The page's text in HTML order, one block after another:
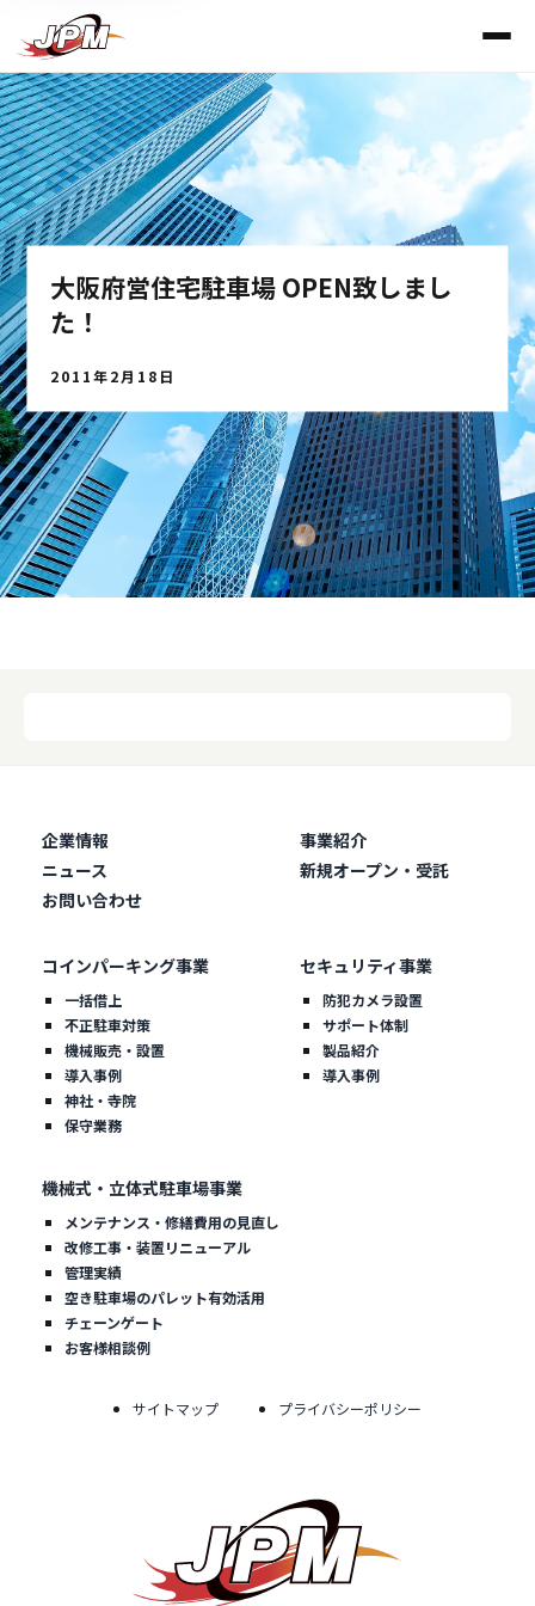
大阪府営住宅駐車場 OPEN致しまし
た！
2011年2月18日
企業情報
事業紹介
ニュース
新規オープン・受託
お問い合わせ
コインパーキング事業
一括借上
不正駐車対策
機械販売・設置
導入事例
神社・寺院
保守業務
セキュリティ事業
防犯カメラ設置
サポート体制
製品紹介
導入事例
機械式・立体式駐車場事業
メンテナンス・修繕費用の見直し
改修工事・装置リニューアル
管理実績
空き駐車場のパレット有効活用
チェーンゲート
お客様相談例
サイトマップ プライバシーポリシー